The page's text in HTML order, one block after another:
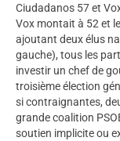
Ciudadanos 57 et
Vox montait à 52 et
ajoutant deux élus
gauche), tous les
investir un chef de
troisième élection
si contraignantes,
grande coalition
soutien implicite ou